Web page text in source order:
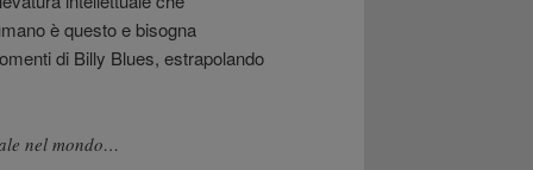
è questo e bisogna
di Billy Blues, estrapolando
nel mondo…